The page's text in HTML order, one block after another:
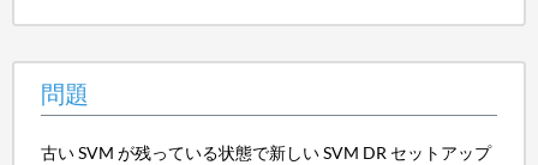
問題
古い SVM が残っている状態で新しい SVM DR セットアップ